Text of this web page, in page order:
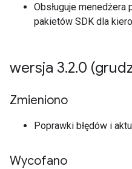
Obsługuje
pakietów SDK dla
wersja 3.2.0
Zmieniono
Poprawki błędów i
Wycofano